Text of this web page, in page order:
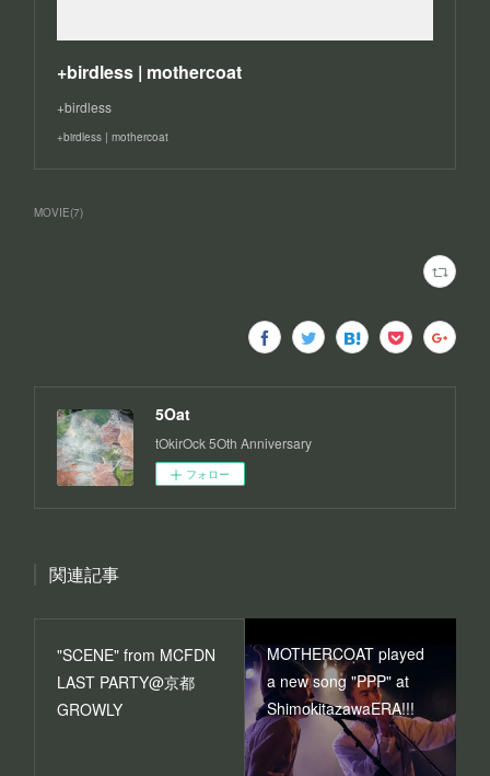
+birdless | mothercoat
+birdless
+birdless | mothercoat
MOVIE(7)
5Oat
tOkirOck 5Oth Anniversary
フォロー
関連記事
"SCENE" from MCFDN
LAST PARTY@京都
GROWLY
MOTHERCOAT played
a new song "PPP" at
ShimokitazawaERA!!!